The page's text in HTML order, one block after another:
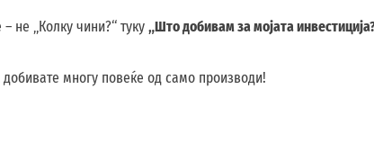
не „Колку чини?“ туку„Што добивам за мојата
добивате многу повеќе од само производи!